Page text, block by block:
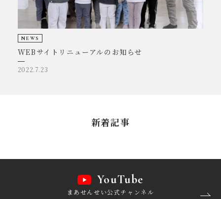
NEWS
WEBサイトリニューアルのお知らせ
2022.7.23
新着記事
YouTube
まあせんせい公式チャンネル